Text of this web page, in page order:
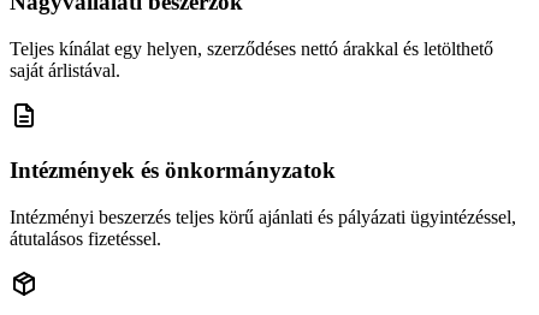
Teljes kínálat egy helyen, szerződéses nettó árakkal és letölthető
saját árlistával.
Intézmények és önkormányzatok
Intézményi beszerzés teljes körű ajánlati és pályázati ügyintézéssel,
átutalásos fizetéssel.